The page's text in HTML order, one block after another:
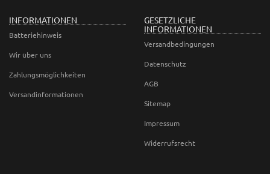
INFORMATIONEN
Batteriehinweis
Wir über uns
Zahlungsmöglichkeiten
Versandinformationen
GESETZLICHE
INFORMATIONEN
Versandbedingungen
Datenschutz
AGB
Sitemap
Impressum
Widerrufsrecht